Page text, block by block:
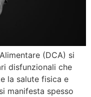
(DCA) si
disfunzionali che
la salute fisica e
manifesta spesso